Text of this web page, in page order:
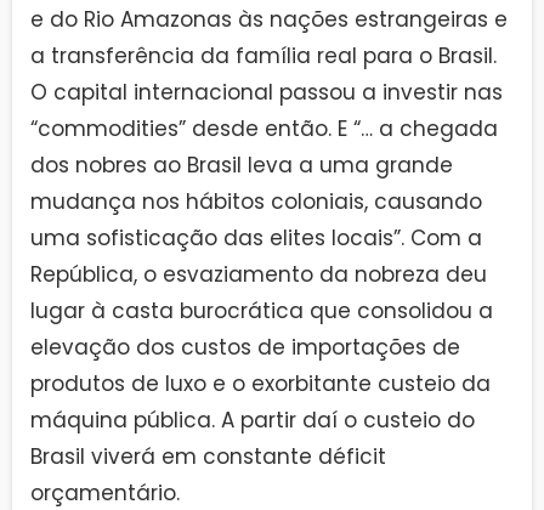
e do Rio Amazonas às nações estrangeiras e
a transferência da família real para o Brasil.
O capital internacional passou a investir nas
“commodities” desde então. E “… a chegada
dos nobres ao Brasil leva a uma grande
mudança nos hábitos coloniais, causando
uma sofisticação das elites locais”. Com a
República, o esvaziamento da nobreza deu
lugar à casta burocrática que consolidou a
elevação dos custos de importações de
produtos de luxo e o exorbitante custeio da
máquina pública. A partir daí o custeio do
Brasil viverá em constante déficit
orçamentário.